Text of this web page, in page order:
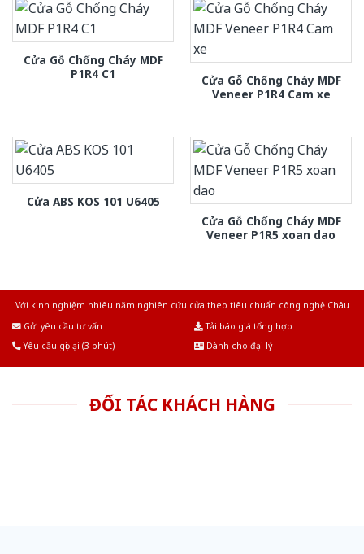
Cửa Gỗ Chống Cháy MDF
P1R4 C1
Cửa Gỗ Chống Cháy MDF
Veneer P1R4 Cam xe
Cửa ABS KOS 101 U6405
Cửa Gỗ Chống Cháy MDF
Veneer P1R5 xoan dao
Với kinh nghiệm nhiêu năm nghiên cứu cửa theo tiêu chuẩn công nghệ Châu
Gửi yêu cầu tư vấn
Tải báo giá tổng hợp
Yêu cầu gọi lại (3 phút)
Dành cho đại lý
ĐỐI TÁC KHÁCH HÀNG